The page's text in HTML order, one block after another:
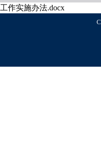
作实施办法.docx